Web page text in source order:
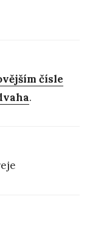
čísle
.